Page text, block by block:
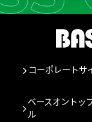
コーポレートサ
ベースオントッ
ル